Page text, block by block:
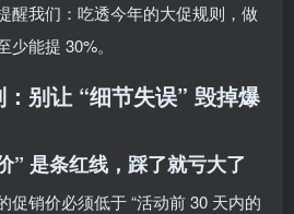
醒我们：吃透今年的大促规则，做
能提 30%。
别让 “细节失误” 毁掉爆
” 是条红线，踩了就亏大了
促销价必须低于 “活动前 30 天内的